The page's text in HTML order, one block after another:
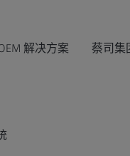
解决方案 蔡司集